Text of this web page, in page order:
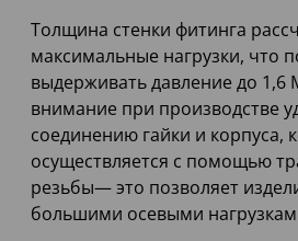
Толщина стенки фитинга
максимальные нагрузки, что
выдерживать давление до
внимание при производстве
соединению гайки и корпуса,
осуществляется с помощью
резьбы— это позволяет
большими осевыми